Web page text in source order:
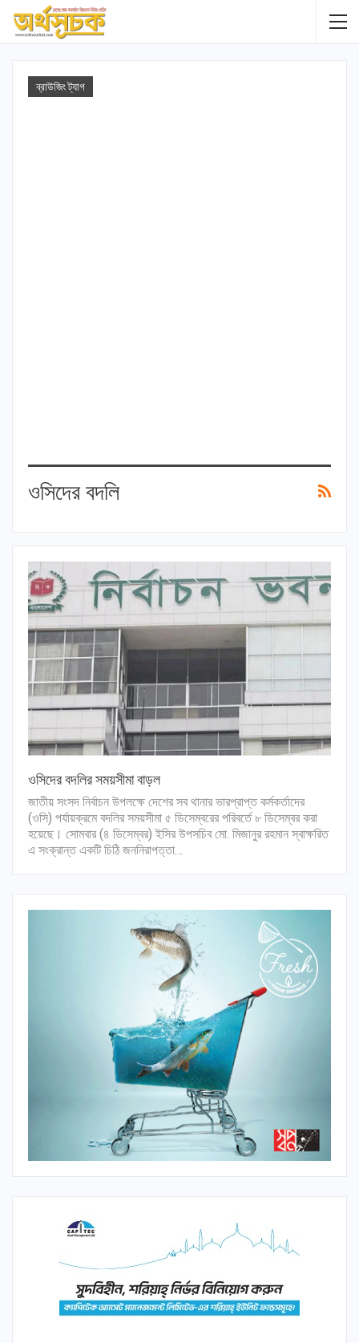
ব্রাউজিং ট্যাগ
ওসিদের বদলি
ওসিদের বদলির সময়সীমা বাড়ল
জাতীয় সংসদ নির্বাচন উপলক্ষে দেশের সব থানার ভারপ্রাপ্ত কর্মকর্তাদের
(ওসি) পর্যায়ক্রমে বদলির সময়সীমা ৫ ডিসেম্বরের পরিবর্তে ৮ ডিসেম্বর করা
হয়েছে। সোমবার (৪ ডিসেম্বর) ইসির উপসচিব মো. মিজানুর রহমান স্বাক্ষরিত
এ সংক্রান্ত একটি চিঠি জননিরাপত্তা…